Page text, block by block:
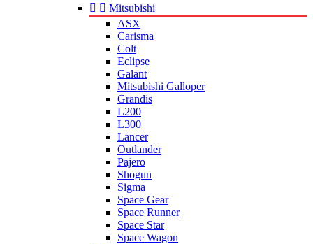
  Mitsubishi
ASX
Carisma
Colt
Eclipse
Galant
Mitsubishi Galloper
Grandis
L200
L300
Lancer
Outlander
Pajero
Shogun
Sigma
Space Gear
Space Runner
Space Star
Space Wagon